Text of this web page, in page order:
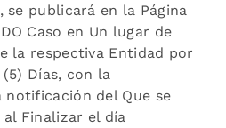
publicará en la Página
Caso en Un lugar de
la respectiva Entidad por
Días, con la
notificación del Que se
Finalizar el día